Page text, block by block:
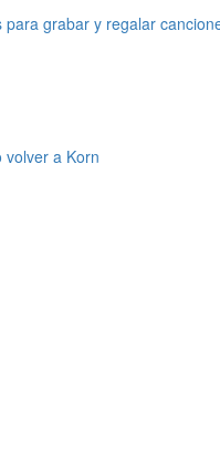
grabar y regalar
volver a Korn